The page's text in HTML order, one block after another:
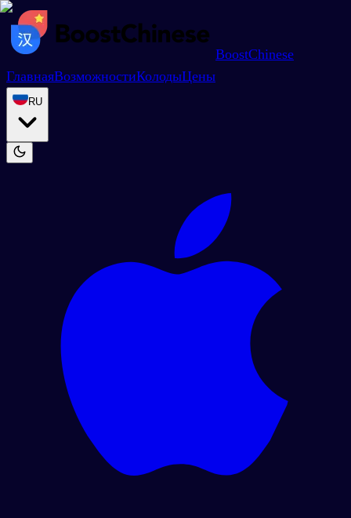
BoostChinese
ГлавнаяВозможностиКолодыЦены
RU